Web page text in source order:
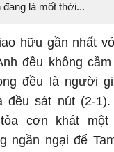
là mốt thời...
hữu gần nhất
đều không
đều là người
đều sát nút (2-
cơn khát một
ngần ngại để